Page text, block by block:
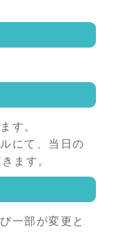
す。
にて、当日の
ます。
一部が変更と